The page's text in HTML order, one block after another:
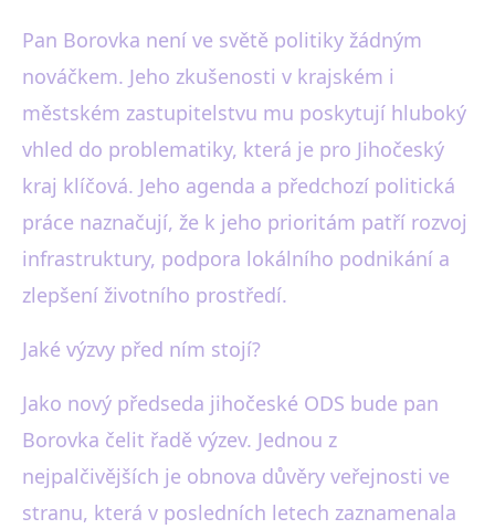
Pan Borovka není ve světě politiky žádným
nováčkem. Jeho zkušenosti v krajském i
městském zastupitelstvu mu poskytují hluboký
vhled do problematiky, která je pro Jihočeský
kraj klíčová. Jeho agenda a předchozí politická
práce naznačují, že k jeho prioritám patří rozvoj
infrastruktury, podpora lokálního podnikání a
zlepšení životního prostředí.
Jaké výzvy před ním stojí?
Jako nový předseda jihočeské ODS bude pan
Borovka čelit řadě výzev. Jednou z
nejpalčivějších je obnova důvěry veřejnosti ve
stranu, která v posledních letech zaznamenala